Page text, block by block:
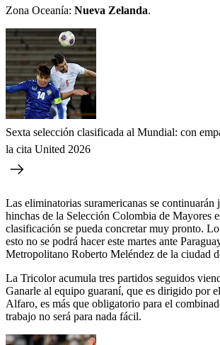
Zona Oceanía: Nueva Zelanda.
Sexta selección clasificada al Mundial: con
la cita United 2026
Las eliminatorias suramericanas se continuarán
hinchas de la Selección Colombia de Mayores
clasificación se pueda concretar muy pronto.
esto no se podrá hacer este martes ante
Metropolitano Roberto Meléndez de la ciudad
La Tricolor acumula tres partidos seguidos
Ganarle al equipo guaraní, que es dirigido por
Alfaro, es más que obligatorio para el
trabajo no será para nada fácil.